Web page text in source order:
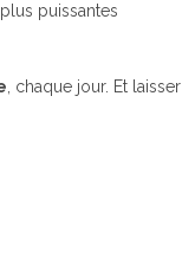
puissantes
, chaque jour. Et laisser